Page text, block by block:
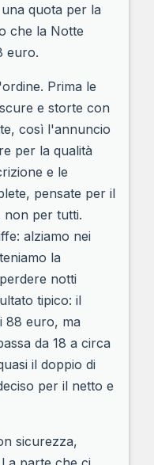
quota per la
che la Notte
euro.
Prima le
e storte con
così l'annuncio
per la qualità
e le
pensate per il
non per tutti.
alziamo nei
la
notti
tipico: il
88 euro, ma
da 18 a circa
il doppio di
per il netto e
sicurezza,